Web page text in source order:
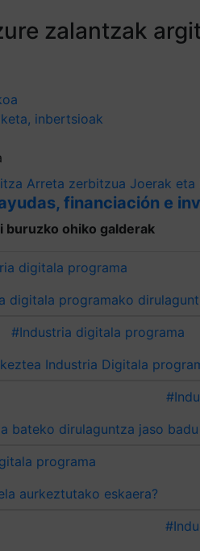
zalantzak
inbertsioak
Arreta zerbitzua Joerak eta
financiación e
buruzko ohiko galderak
digitala programa
Noiz ordainduko da Industria digitala
#Industria digitala programa
programa
Noiz jakingo dut onartu dutela aurkeztutako eskaera?